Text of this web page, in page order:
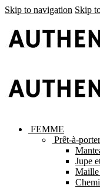
Skip to navigation Skip
FEMME
Prêt-à-porter
Jupe